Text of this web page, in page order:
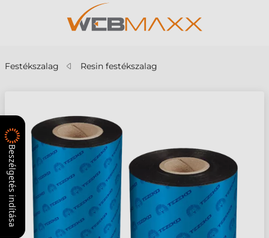
Festékszalag Resin festékszalag
Beszélgetés indítása